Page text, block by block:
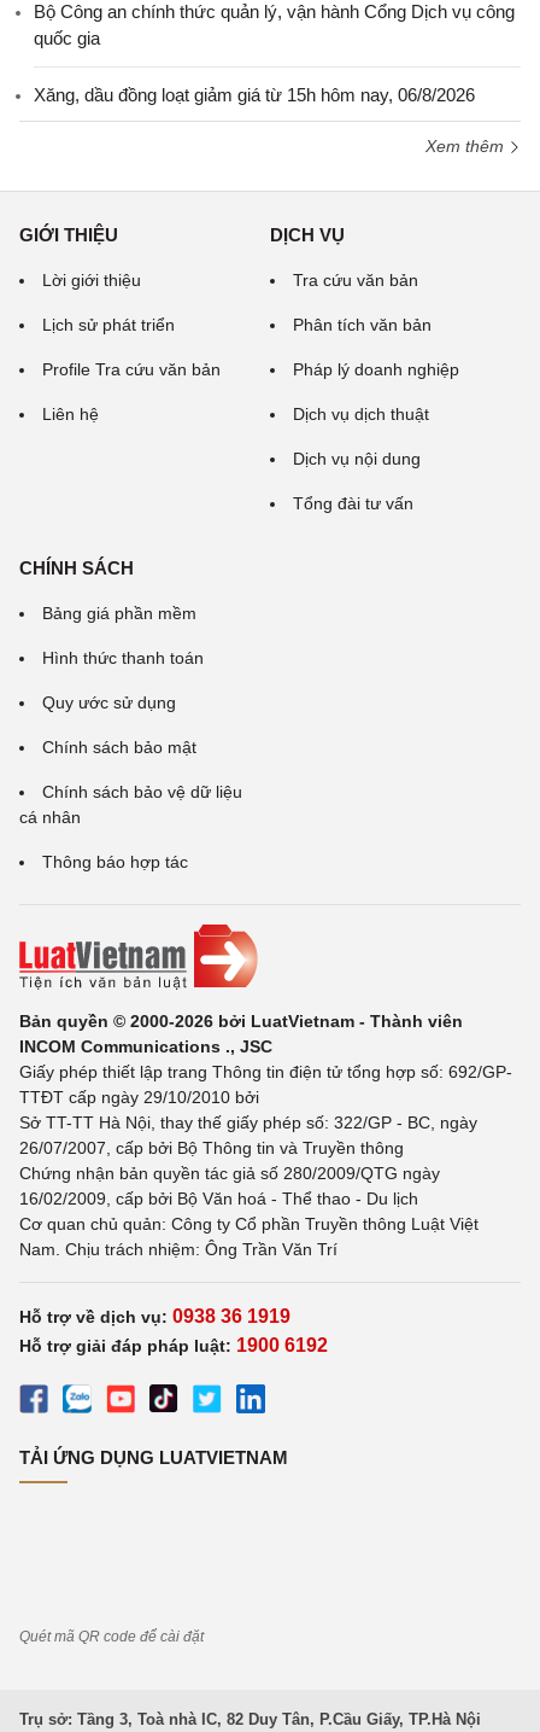
Bộ Công an chính thức quản lý, vận hành Cổng Dịch vụ công
quốc gia
Xăng, dầu đồng loạt giảm giá từ 15h hôm nay, 06/8/2026
Xem thêm
GIỚI THIỆU
Lời giới thiệu
Lịch sử phát triển
Profile Tra cứu văn bản
Liên hệ
DỊCH VỤ
Tra cứu văn bản
Phân tích văn bản
Pháp lý doanh nghiệp
Dịch vụ dịch thuật
Dịch vụ nội dung
Tổng đài tư vấn
CHÍNH SÁCH
Bảng giá phần mềm
Hình thức thanh toán
Quy ước sử dụng
Chính sách bảo mật
Chính sách bảo vệ dữ liệu
cá nhân
Thông báo hợp tác
Bản quyền © 2000-2026 bởi LuatVietnam - Thành viên
INCOM Communications ., JSC
Giấy phép thiết lập trang Thông tin điện tử tổng hợp số: 692/GP-
TTĐT cấp ngày 29/10/2010 bởi
Sở TT-TT Hà Nội, thay thế giấy phép số: 322/GP - BC, ngày
26/07/2007, cấp bởi Bộ Thông tin và Truyền thông
Chứng nhận bản quyền tác giả số 280/2009/QTG ngày
16/02/2009, cấp bởi Bộ Văn hoá - Thể thao - Du lịch
Cơ quan chủ quản: Công ty Cổ phần Truyền thông Luật Việt
Nam. Chịu trách nhiệm: Ông Trần Văn Trí
Hỗ trợ về dịch vụ: 0938 36 1919
Hỗ trợ giải đáp pháp luật: 1900 6192
TẢI ỨNG DỤNG LUATVIETNAM
Quét mã QR code để cài đặt
Trụ sở: Tầng 3, Toà nhà IC, 82 Duy Tân, P.Cầu Giấy, TP.Hà Nội